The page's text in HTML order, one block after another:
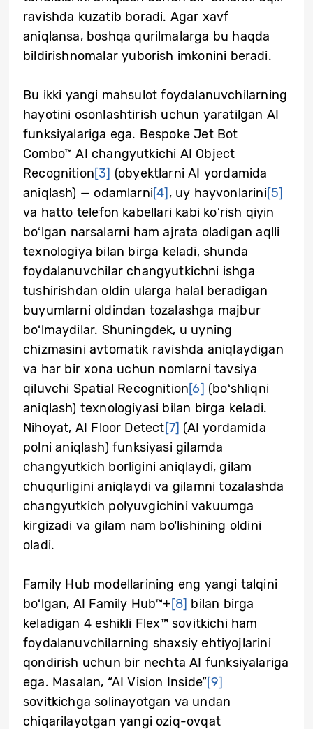
ravishda kuzatib boradi. Agar xavf
aniqlansa, boshqa qurilmalarga bu haqda
bildirishnomalar yuborish imkonini beradi.
Bu ikki yangi mahsulot foydalanuvchilarning
hayotini osonlashtirish uchun yaratilgan AI
funksiyalariga ega. Bespoke Jet Bot
Combo™ AI changyutkichi AI Object
Recognition[3] (obyektlarni AI yordamida
aniqlash) — odamlarni[4] , uy hayvonlarini[5]
va hatto telefon kabellari kabi koʻrish qiyin
boʻlgan narsalarni ham ajrata oladigan aqlli
texnologiya bilan birga keladi, shunda
foydalanuvchilar changyutkichni ishga
tushirishdan oldin ularga halal beradigan
buyumlarni oldindan tozalashga majbur
boʻlmaydilar. Shuningdek, u uyning
chizmasini avtomatik ravishda aniqlaydigan
va har bir xona uchun nomlarni tavsiya
qiluvchi Spatial Recognition[6] (boʻshliqni
aniqlash) texnologiyasi bilan birga keladi.
Nihoyat, AI Floor Detect[7] (AI yordamida
polni aniqlash) funksiyasi gilamda
changyutkich borligini aniqlaydi, gilam
chuqurligini aniqlaydi va gilamni tozalashda
changyutkich polyuvgichini vakuumga
kirgizadi va gilam nam bo‘lishining oldini
oladi.
Family Hub modellarining eng yangi talqini
boʻlgan, AI Family Hub™+[8] bilan birga
keladigan 4 eshikli Flex™ sovitkichi ham
foydalanuvchilarning shaxsiy ehtiyojlarini
qondirish uchun bir nechta AI funksiyalariga
ega. Masalan, “AI Vision Inside”[9]
sovitkichga solinayotgan va undan
chiqarilayotgan yangi oziq-ovqat